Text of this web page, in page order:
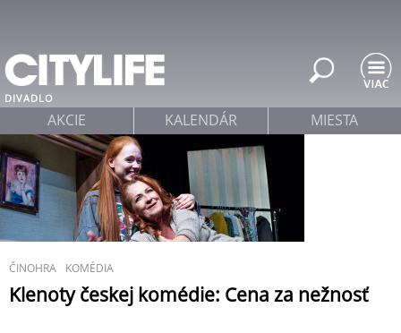
DIVADLO
ČINOHRA KOMÉDIA
Klenoty českej komédie: Cena za nežnosť
AKCIE KALENDÁR MIESTA